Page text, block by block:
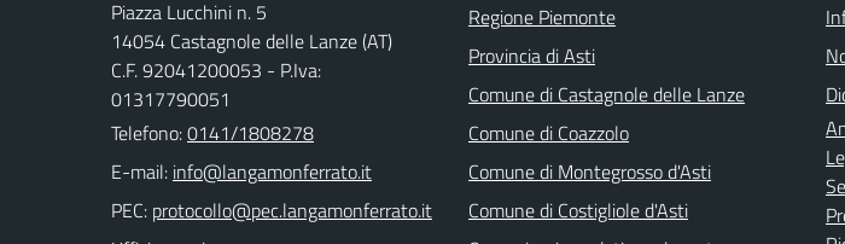
Piazza Lucchini n. 5
14054 Castagnole delle Lanze (AT)
C.F. 92041200053 - P.Iva:
01317790051
Telefono:0141/1808278
E-mail:
PEC:
Regione Piemonte
Provincia di Asti
Comune di Castagnole delle Lanze
Comune di Coazzolo
Comune di Montegrosso d'Asti
Comune di Costigliole d'Asti